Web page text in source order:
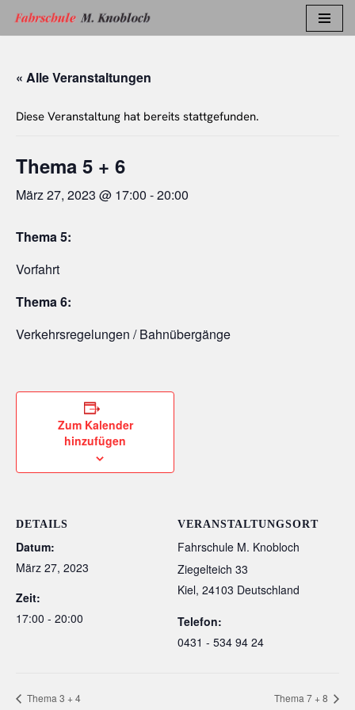
springen
« Alle Veranstaltungen
Diese Veranstaltung hat bereits stattgefunden.
Thema 5 + 6
März 27, 2023 @ 17:00 -20:00
Thema 5:
Vorfahrt
Thema 6:
Verkehrsregelungen / Bahnübergänge
Zum Kalender
hinzufügen
DETAILS
Datum:
März 27, 2023
Zeit:
17:00 - 20:00
VERANSTALTUNGSORT
Fahrschule M. Knobloch
Ziegelteich 33
Kiel, 24103 Deutschland
Telefon:
0431 - 534 94 24
Thema 3 + 4 Thema 7 + 8